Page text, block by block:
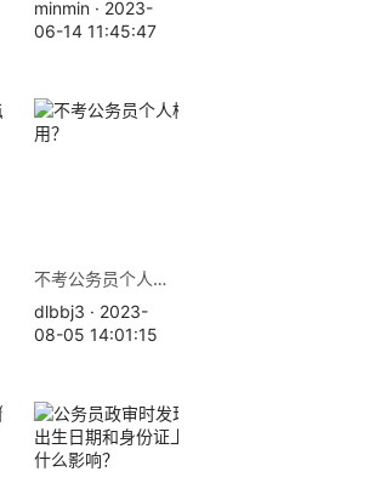
minmin · 2023-
06-14 11:45:47
不考公务员个人档案有什么用？
dlbbj3 · 2023-
08-05 14:01:15